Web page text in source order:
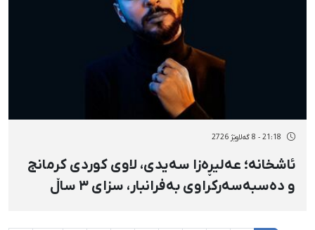
21:18 - 8 گەلاوێژ 2726
ئاشخانە؛ عەلیڕەزا سەیدی، لاوی کوردی کرمانج
و دەسبەسەرکراوی بەفرانبار، سزای ۳ ساڵ